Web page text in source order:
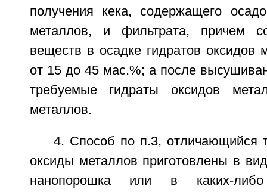
получения кека, содержащего
металлов, и фильтрата, причем
веществ в осадке гидратов оксидов
от 15 до 45 мас.%; а после
требуемые гидраты оксидов
металлов.
4. Способ по п.3, отличающийся
оксиды металлов приготовлены в
нанопорошка или в каких-